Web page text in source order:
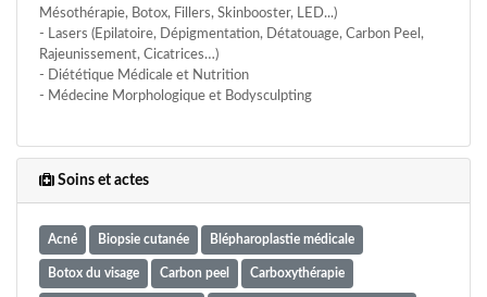
Mésothérapie, Botox, Fillers, Skinbooster, LED...)
- Lasers (Epilatoire, Dépigmentation, Détatouage, Carbon Peel,
Rajeunissement, Cicatrices…)
- Diététique Médicale et Nutrition
- Médecine Morphologique et Bodysculpting
Soins et actes
Acné Biopsie cutanée Blépharoplastie médicale
Botox du visage Carbon peel Carboxythérapie